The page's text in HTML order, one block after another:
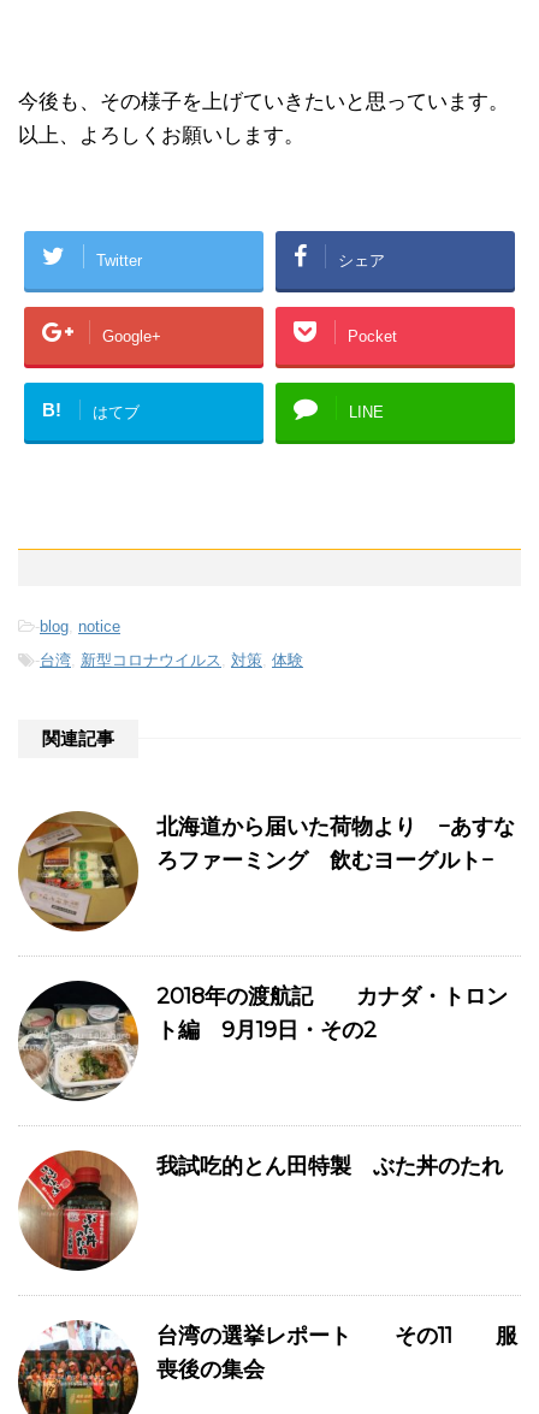
今後も、その様子を上げていきたいと思っています。
以上、よろしくお願いします。
Twitter シェア
Google+ Pocket
B! はてブ LINE
-blog, notice
-台湾, 新型コロナウイルス, 対策, 体験
関連記事
北海道から届いた荷物より −あすな
ろファーミング 飲むヨーグルト−
2018年の渡航記 カナダ・トロン
ト編 9月19日・その2
我試吃的とん田特製 ぶた丼のたれ
台湾の選挙レポート その11 服
喪後の集会